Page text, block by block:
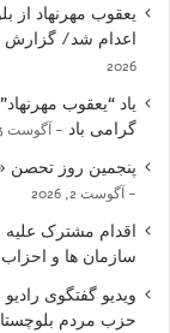
یعقوب مهرنهاد از
اعدام شد/ گزارش
2026
یاد “یعقوب
گرامی باد
آگوست 3, 2026
پنجمین روز تحصن
آگوست 2, 2026
اقدام مشترک علیه
سازمان ها و
ویدیو گفتگوی
حزب مردم